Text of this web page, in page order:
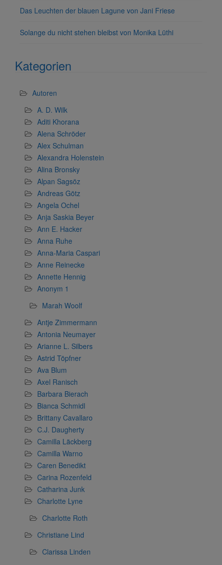
Das Leuchten der blauen Lagune von Jani Friese
Solange du nicht stehen bleibst von Monika Lüthi
Kategorien
Autoren
A. D. Wilk
Aditi Khorana
Alena Schröder
Alex Schulman
Alexandra Holenstein
Alina Bronsky
Alpan Sagsöz
Andreas Götz
Angela Ochel
Anja Saskia Beyer
Ann E. Hacker
Anna Ruhe
Anna-Maria Caspari
Anne Reinecke
Annette Hennig
Anonym 1
Marah Woolf
Antje Zimmermann
Antonia Neumayer
Arianne L. Silbers
Astrid Töpfner
Ava Blum
Axel Ranisch
Barbara Bierach
Bianca Schmidl
Brittany Cavallaro
C.J. Daugherty
Camilla Läckberg
Camilla Warno
Caren Benedikt
Carina Rozenfeld
Catharina Junk
Charlotte Lyne
Charlotte Roth
Christiane Lind
Clarissa Linden